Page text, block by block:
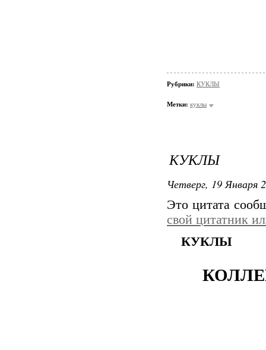
Рубрики: КУКЛЫ
Метки: куклы
КУКЛЫ
Четверг, 19 Января
Это цитата
свой цитатник
КУКЛЫ